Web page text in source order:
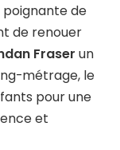
poignante de
de renouer
Fraser un
métrage, le
pour une
et